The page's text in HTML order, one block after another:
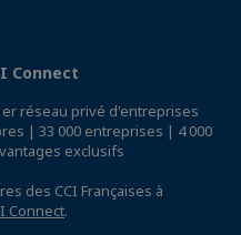
Connect
réseau privé d'entreprises
| 33 000 entreprises | 4 000
exclusifs
des CCI Françaises à
Connect.